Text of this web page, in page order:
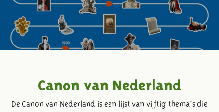
Canon van Nederland
De Canon van Nederland is een lijst van vijftig thema's die